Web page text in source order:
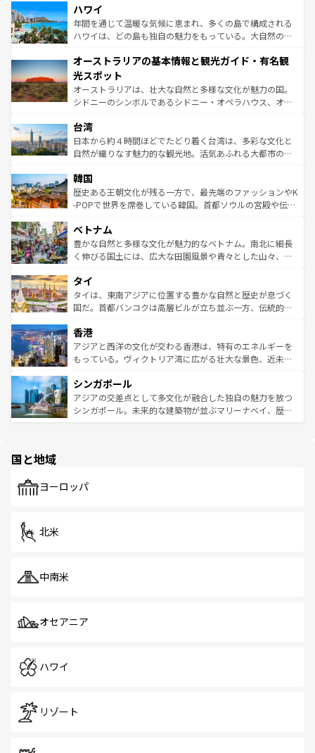
着のスイス情報は
のような巨大都市は、観光、ショッピング、エンターテイ
ンメントが詰まった刺激的なスポットだ。一方、アメリカ
西部には大自然が広がり、グランドキャニオンやイエロー
部のニューオーリンズでは、音楽と美食が融合した独特の
文化が魅力。旅行者はアメリカの各地域で異なる魅力を楽
しみながら、その多様性と豊かな歴史を感じることができ
るだろう。車でのロードトリップや列車の旅も、アメリカ
情報は
ハワイ
年間を通じて温暖な気候に恵まれ、多くの島で構成される
ハワイは、どの島も独自の魅力をもっている。大自然の神
ワイ島は見逃せない。また、定番の観光地といえばオアフ
島だが、静かな自然を求めるならマウイ島やカウアイ島が
おすすめ。エメラルドグリーンに輝く海をはじめ、豊かな
文化や歴史が息づいている。「アロハスピリット」と呼ば
人々、おいしいローカルフードやハワイアンミュージッ
ク、伝統的なフラダンスなど、すべてがハワイの魅力を彩
っている。訪れるたびに新しい発見と感動が待っているハ
はコンテンツ一覧
オーストラリアの基本情報と観光ガイド・有名観
光スポット
オーストラリアは、壮大な自然と多様な文化が魅力の国。
シドニーのシンボルであるシドニー・オペラハウス、オー
リアリーフや大陸中央部にそびえるウルル（エアーズロッ
ク）、タスマニアの美しい原生林やケアンズの熱帯雨林な
ど、見どころがたくさん。また、カフェやワイン、オージ
いる。アクティビティも充実しており、サーフィンやダイ
ビング、ハイキングなど、アウトドア好きにはたまらな
い。オーストラリアの多彩な魅力を存分に味わいつくそ
参照してほしい。
台湾
日本から約４時間ほどでたどり着く台湾は、多彩な文化と
自然が織りなす魅力的な観光地。活気あふれる大都市の台
ン）、静ひつな山岳地帯である台湾東部など、都市の喧騒
と山間の静けさが共存しており、訪れる人に新しい発見と
驚きをもたらしてくれる。また、奥深い台湾の食文化も魅
容にもいいと評判のスイーツなど、バラエティ豊かな料理
が味わえる。 なお、新着の台湾情報は コンテンツ一覧を参
照してほしい。
韓国
歴史ある王朝文化が残る一方で、最先端のファッションやK
-POPで世界を席巻している韓国。首都ソウルの宮殿や伝統
き、地方に足を延ばせば四季折々の自然美を楽しむことが
できる。そして、キムチや焼肉、絶品のストリートフード
まで、さまざまな韓国料理が待っている。夜には、韓国な
リティに包まれながら、韓国の多彩な魅力を心ゆくまで味
わってみてほしい。 なお、新着の韓国情報はコンテンツ一
覧を参照してほしい。
ベトナム
豊かな自然と多様な文化が魅力的なベトナム。南北に細長
く伸びる国土には、広大な田園風景や青々とした山々、世
急速な発展と共に伝統が息づく。ハノイの古い町並みやホ
ーチミン市のフランス統治時代の建物も、独特の雰囲気を
醸し出している。また、バラエティの豊かさとおいしさで
とつ。フォーやバインミー、ベトナムコーヒーなどは、ぜ
ひ現地で味わいたい。どの地域を訪れてもあたたかい人々
が旅行者を迎えてくれるので、きっと忘れられない旅にな
参照してほしい。
タイ
タイは、東南アジアに位置する豊かな自然と歴史が息づく
国だ。首都バンコクは高層ビルが立ち並ぶ一方、伝統的な
の活気が交差している。北部ではチェンマイなどの山岳地
帯で自然と触れ合い、南部ではプーケットやクラビの美し
いビーチでリゾート気分を楽しむことができる。タイ料理
激する。気候は一年中温暖で、どの季節にも異なる楽しみ
が待っている。親しみやすいタイの人々、仏教を中心とし
た文化、そして多様な観光資源が、訪れる旅人を魅了し続
香港
アジアと西洋の文化が交わる香港は、特有のエネルギーを
もっている。ヴィクトリア湾に広がる壮大な景色、近未来
み、どこを訪れても感動するはず。観光スポットが密集し
ており、効率よく見どころを回れるのも魅力。息をのむよ
うな絶景から文化的な体験まで、香港を存分に楽しみ尽く
シンガポール
アジアの交差点として多文化が融合した独自の魅力を放つ
シンガポール。未来的な建築物が並ぶマリーナベイ、歴史
で、ホーカーズは地元の風情を楽しめる外せないスポット
国と地域
ヨーロッパ
北米
中南米
オセアニア
ハワイ
リゾート